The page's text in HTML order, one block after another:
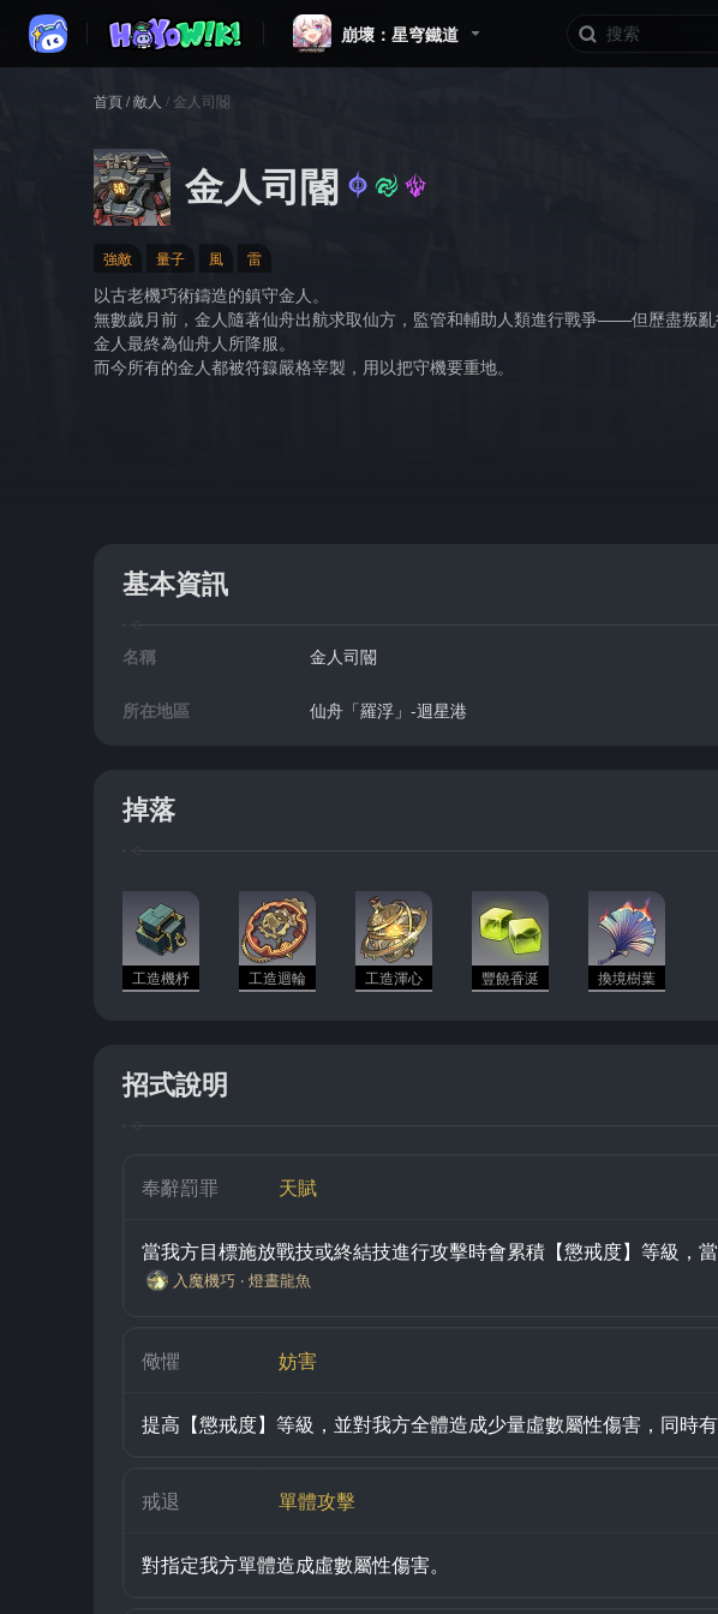
崩壞：星穹鐵道
首頁/敵人 /金人司閽
金人司閽
強敵 量子 風 雷
以古老機巧術鑄造的鎮守金人。
無數歲月前，金人隨著仙舟出航求取仙方，監管和輔助人類進行戰爭——但歷盡叛亂
金人最終為仙舟人所降服。
而今所有的金人都被符籙嚴格宰製，用以把守機要重地。
基本資訊
名稱 金人司閽
所在地區 仙舟「羅浮」-迴星港
掉落
工造機杼 工造迴輪 工造渾心 豐饒香涎 換境樹葉
招式說明
奉辭罰罪 天賦
當我方目標施放戰技或終結技進行攻擊時會累積【懲戒度】等級，
入魔機巧 ‧ 燈晝龍魚
儆懼 妨害
提高【懲戒度】等級，並對我方全體造成少量虛數屬性傷害，同時
戒退 單體攻擊
對指定我方單體造成虛數屬性傷害。